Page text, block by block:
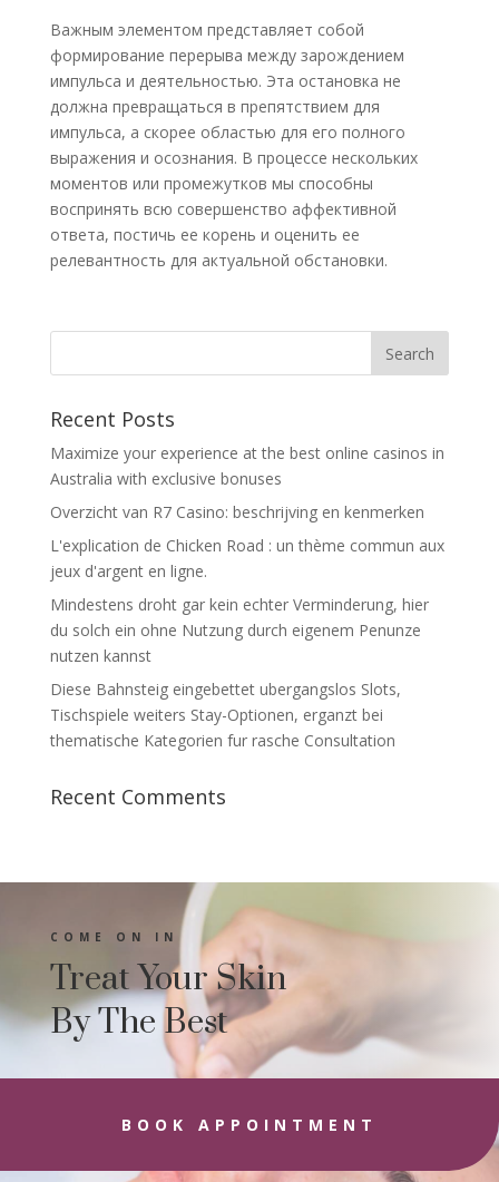
Важным элементом представляет собой
формирование перерыва между зарождением
импульса и деятельностью. Эта остановка не
должна превращаться в препятствием для
импульса, а скорее областью для его полного
выражения и осознания. В процессе нескольких
моментов или промежутков мы способны
воспринять всю совершенство аффективной
ответа, постичь ее корень и оценить ее
релевантность для актуальной обстановки.
Recent Posts
Maximize your experience at the best online casinos in
Australia with exclusive bonuses
Overzicht van R7 Casino: beschrijving en kenmerken
L'explication de Chicken Road : un thème commun aux
jeux d'argent en ligne.
Mindestens droht gar kein echter Verminderung, hier
du solch ein ohne Nutzung durch eigenem Penunze
nutzen kannst
Diese Bahnsteig eingebettet ubergangslos Slots,
Tischspiele weiters Stay-Optionen, erganzt bei
thematische Kategorien fur rasche Consultation
Recent Comments
COME ON IN
Treat Your Skin
By The Best
BOOK APPOINTMENT